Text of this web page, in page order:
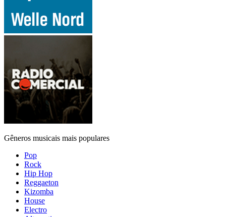
Gêneros musicais mais populares
Pop
Rock
Hip Hop
Reggaeton
Kizomba
House
Electro